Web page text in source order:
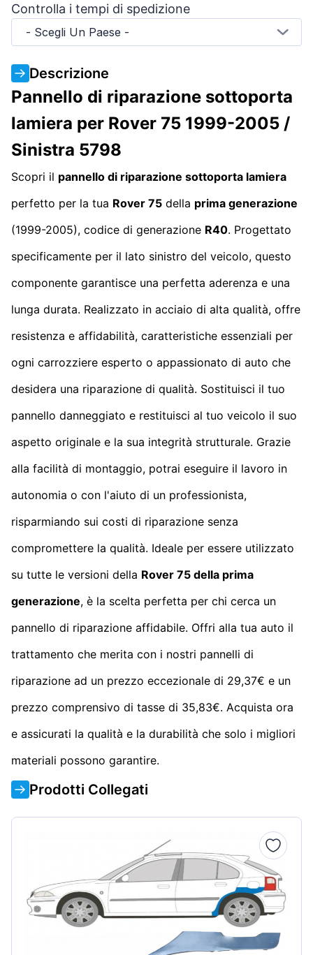
Controlla i tempi di spedizione
- Scegli Un Paese -
Descrizione
Pannello di riparazione sottoporta
lamiera per Rover 75 1999-2005 /
Sinistra 5798
Scopri il pannello di riparazione sottoporta lamiera
perfetto per la tua Rover 75 della prima generazione
(1999-2005), codice di generazione R40. Progettato
specificamente per il lato sinistro del veicolo, questo
componente garantisce una perfetta aderenza e una
lunga durata. Realizzato in acciaio di alta qualità, offre
resistenza e affidabilità, caratteristiche essenziali per
ogni carrozziere esperto o appassionato di auto che
desidera una riparazione di qualità. Sostituisci il tuo
pannello danneggiato e restituisci al tuo veicolo il suo
aspetto originale e la sua integrità strutturale. Grazie
alla facilità di montaggio, potrai eseguire il lavoro in
autonomia o con l'aiuto di un professionista,
risparmiando sui costi di riparazione senza
compromettere la qualità. Ideale per essere utilizzato
su tutte le versioni della Rover 75 della prima
generazione, è la scelta perfetta per chi cerca un
pannello di riparazione affidabile. Offri alla tua auto il
trattamento che merita con i nostri pannelli di
riparazione ad un prezzo eccezionale di 29,37€ e un
prezzo comprensivo di tasse di 35,83€. Acquista ora
e assicurati la qualità e la durabilità che solo i migliori
materiali possono garantire.
Prodotti Collegati